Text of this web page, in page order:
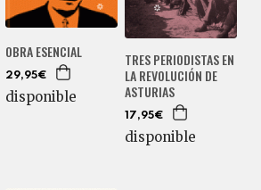
OBRA ESENCIAL
29,95€
disponible
TRES PERIODISTAS EN
LA REVOLUCIÓN DE
ASTURIAS
17,95€
disponible